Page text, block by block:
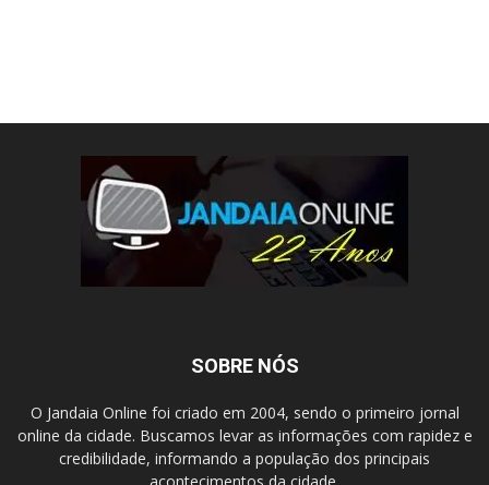
SOBRE NÓS
O Jandaia Online foi criado em 2004, sendo o primeiro jornal
online da cidade. Buscamos levar as informações com rapidez e
credibilidade, informando a população dos principais
acontecimentos da cidade.